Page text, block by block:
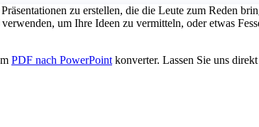
zu erstellen, die die Leute zum Reden
um Ihre Ideen zu vermitteln, oder etwas
PDF nach PowerPoint konverter. Lassen Sie uns